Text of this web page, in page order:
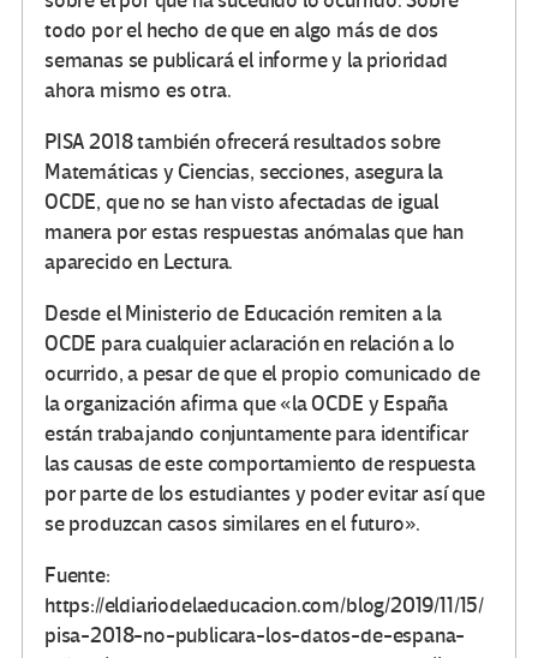
todo por el hecho de que en algo más de dos
semanas se publicará el informe y la prioridad
ahora mismo es otra.
PISA 2018 también ofrecerá resultados sobre
Matemáticas y Ciencias, secciones, asegura la
OCDE, que no se han visto afectadas de igual
manera por estas respuestas anómalas que han
aparecido en Lectura.
Desde el Ministerio de Educación remiten a la
OCDE para cualquier aclaración en relación a lo
ocurrido, a pesar de que el propio comunicado de
la organización afirma que «la OCDE y España
están trabajando conjuntamente para identificar
las causas de este comportamiento de respuesta
por parte de los estudiantes y poder evitar así que
se produzcan casos similares en el futuro».
Fuente:
https://eldiariodelaeducacion.com/blog/2019/11/15/
pisa-2018-no-publicara-los-datos-de-espana-